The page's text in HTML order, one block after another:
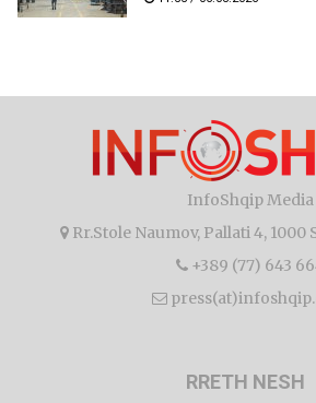
InfoShqip Media
Rr.Stole Naumov, Pallati 4,
+389 (77) 643
RRETH NESH